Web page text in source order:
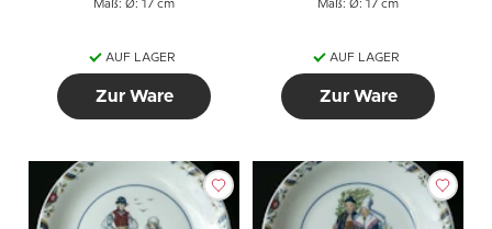
Maß: Ø: 17 cm
AUF LAGER
Zur Ware
Maß: Ø: 17 cm
AUF LAGER
Zur Ware